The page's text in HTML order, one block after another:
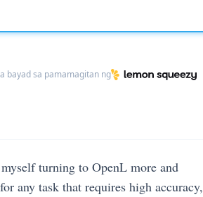
bayad sa pamamagitan ng
turning to OpenL more and
any task that requires high accuracy,